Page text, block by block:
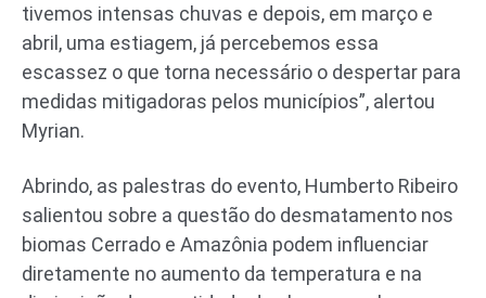
tivemos intensas chuvas e depois, em março e
abril, uma estiagem, já percebemos essa
escassez o que torna necessário o despertar para
medidas mitigadoras pelos municípios”, alertou
Myrian.
Abrindo, as palestras do evento, Humberto Ribeiro
salientou sobre a questão do desmatamento nos
biomas Cerrado e Amazônia podem influenciar
diretamente no aumento da temperatura e na